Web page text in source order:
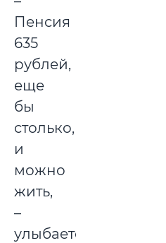
Пенсия
635
рублей,
еще
бы
столько,
и
можно
жить,
–
улыбается